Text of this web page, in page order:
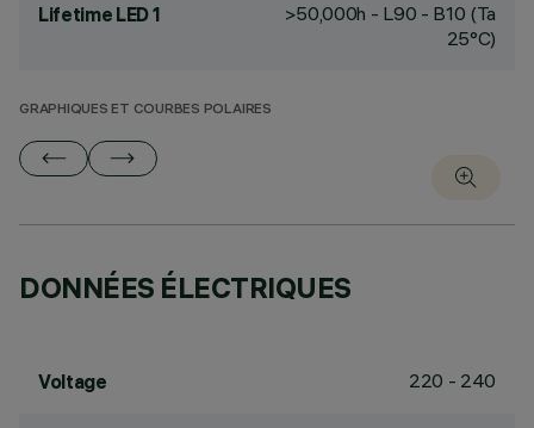
Lifetime LED 1
>50,000h - L90 - B10 (Ta
25°C)
GRAPHIQUES ET COURBES POLAIRES
DONNÉES ÉLECTRIQUES
Voltage 220 - 240